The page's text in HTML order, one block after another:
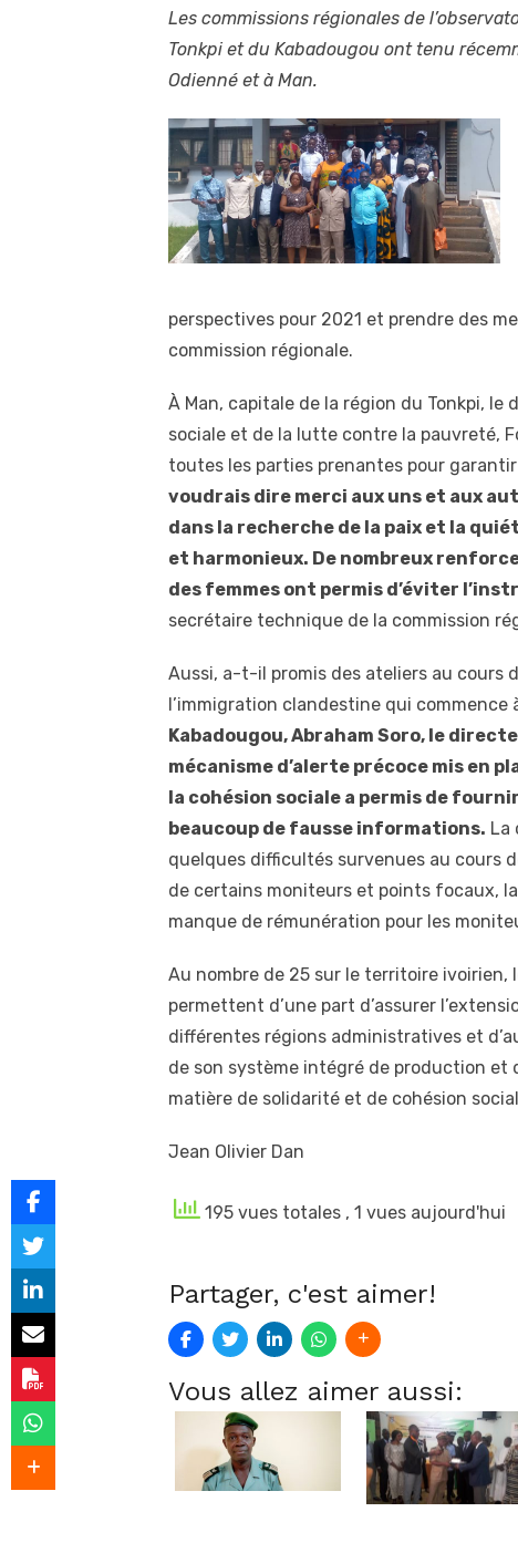
Les commissions régionales de
Tonkpi et du Kabadougou ont tenu
Odienné et à Man.
perspectives pour 2021 et prendre des
commission régionale.
À Man, capitale de la région du Tonkpi,
sociale et de la lutte contre la pauvreté,
toutes les parties prenantes pour
voudrais dire merci aux uns et aux
dans la recherche de la paix et la
et harmonieux. De nombreux
des femmes ont permis d’éviter
secrétaire technique de la commission
Aussi, a-t-il promis des ateliers au cours
l’immigration clandestine qui commence
Kabadougou, Abraham Soro, le
mécanisme d’alerte précoce mis en
la cohésion sociale a permis de
beaucoup de fausse informations. La
quelques difficultés survenues au cours
de certains moniteurs et points focaux,
manque de rémunération pour les
Au nombre de 25 sur le territoire ivoirien,
permettent d’une part d’assurer
différentes régions administratives et
de son système intégré de production
matière de solidarité et de cohésion
Jean Olivier Dan
195 vues totales , 1 vues aujourd'hui
Partager, c'est aimer!
Vous allez aimer aussi: